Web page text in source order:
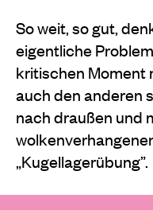
So weit, so gut,
eigentliche
kritischen Moment
auch den anderen
nach draußen und
„Kugellagerübung”.